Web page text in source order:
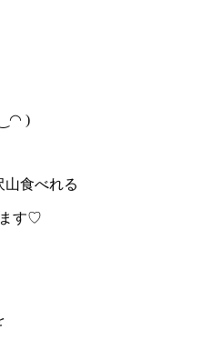
)
山食べれる
ます♡